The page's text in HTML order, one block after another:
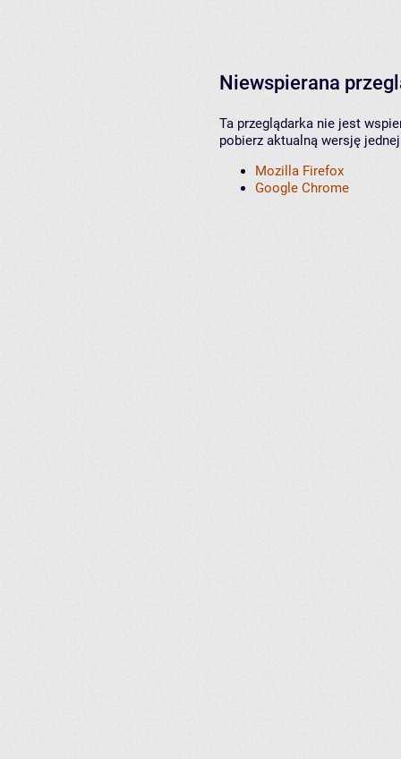
Niewspierana
Ta przeglądarka nie jest
pobierz aktualną wersję
Mozilla Firefox
Google Chrome